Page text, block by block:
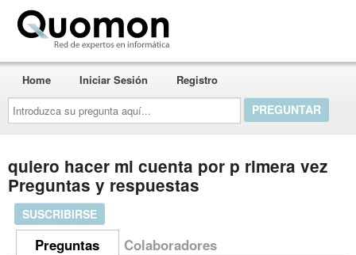
Introduzca
su
pregunta
aquí...
Home Iniciar Sesión Registro
quiero hacer mi cuenta por p rimera vez
Preguntas y respuestas
SUSCRIBIRSE
Preguntas Colaboradores